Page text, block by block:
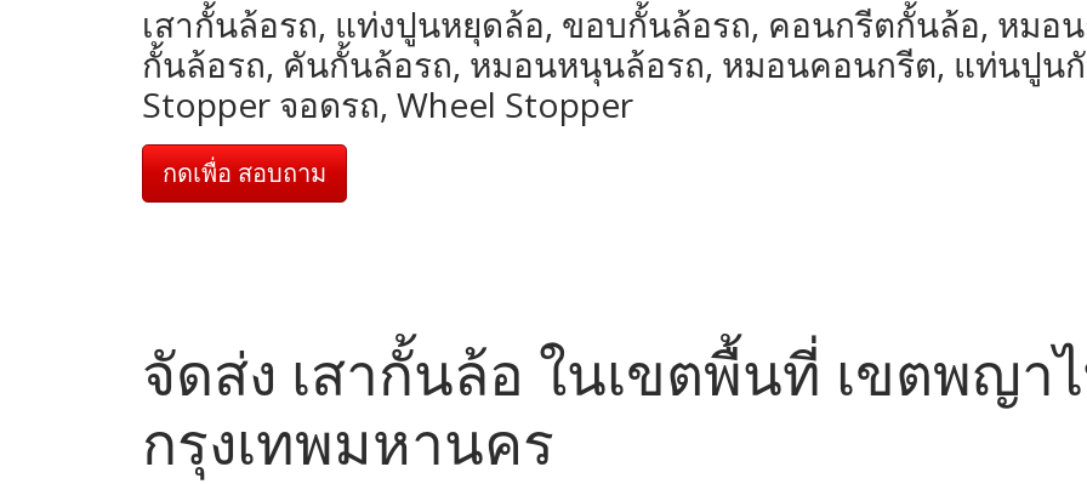
เสากั้นล้อรถ, แท่งปูนหยุดล้อ, ขอบกั้นล้อรถ, คอนกรีตกั้นล้อ, หม
กั้นล้อรถ, คันกั้นล้อรถ, หมอนหนุนล้อรถ, หมอนคอนกรีต, แท่นปูน
Stopper จอดรถ, Wheel Stopper
กดเพื่อ สอบถาม
จัดส่ง เสากั้นล้อ ในเขตพื้นที่ เขตพญา
กรุงเทพมหานคร